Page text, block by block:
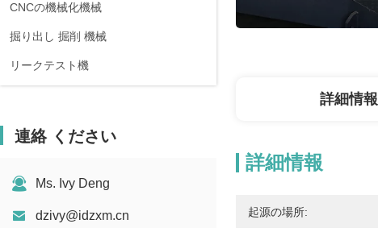
CNCの機械化機械
掘り出し 掘削 機械
リークテスト機
連絡 ください
Ms. Ivy Deng
dzivy@idzxm.cn
詳細情報
詳細情報
起源の場所: